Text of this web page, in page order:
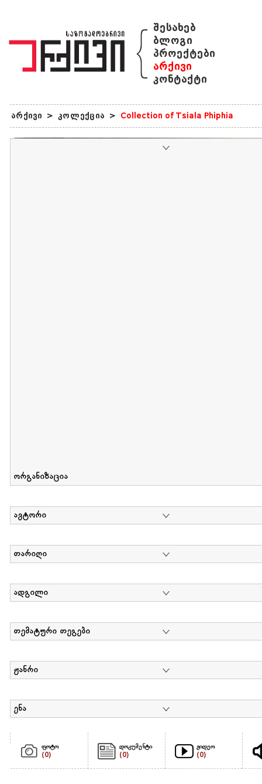
{ შესახებ
ბლოგი
პროექტები
არქივი
კონტაქტი
არქივი > კოლექცია > Collection of Tsiala Phiphia
ორგანიზაცია
ავტორი
თარიღი
ადგილი
თემატური თეგები
ჟანრი
ენა
ფოტო
(0)
დოკუმენტი
(0)
ვიდეო
(0)